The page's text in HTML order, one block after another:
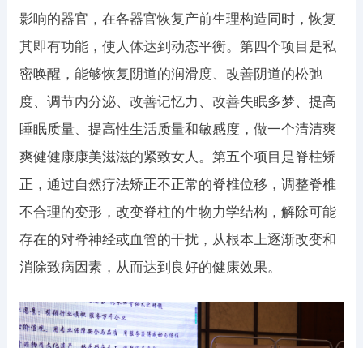
影响的器官，在各器官恢复产前生理构造同时，恢复
其即有功能，使人体达到动态平衡。第四个项目是私
密唤醒，能够恢复阴道的润滑度、改善阴道的松弛
度、调节内分泌、改善记忆力、改善失眠多梦、提高
睡眠质量、提高性生活质量和敏感度，做一个清清爽
爽健健康康美滋滋的紧致女人。第五个项目是脊柱矫
正，通过自然疗法矫正不正常的脊椎位移，调整脊椎
不合理的变形，改变脊柱的生物力学结构，解除可能
存在的对脊神经或血管的干扰，从根本上逐渐改变和
消除致病因素，从而达到良好的健康效果。